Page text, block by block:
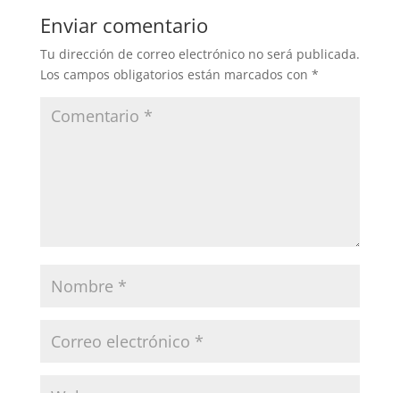
Enviar comentario
Tu dirección de correo electrónico no será publicada.
Los campos obligatorios están marcados con *